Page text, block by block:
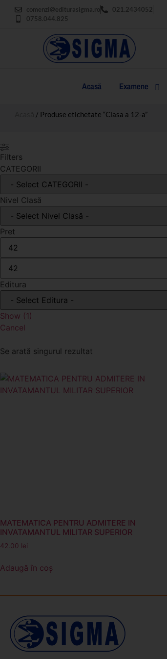
comenzi@editurasigma.ro
021.2434052
0758.044.825
Acasă Examene
/ Produse etichetate “Clasa a 12-a”
Filters
CATEGORII
Nivel Clasă
Pret
Editura
Show (1)
Cancel
Se arată singurul rezultat
MATEMATICA PENTRU ADMITERE IN
INVATAMANTUL MILITAR SUPERIOR
42.00 lei
Adaugă în coș